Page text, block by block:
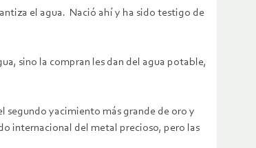
el agua. Nació ahí y ha sido testigo de
sino la compran les dan del agua potable,
segundo yacimiento más grande de oro y
internacional del metal precioso, pero las